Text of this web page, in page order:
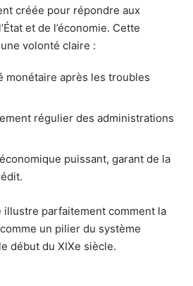
créée pour répondre aux
et de l’économie. Cette
volonté claire :
monétaire après les troubles
régulier des administrations
puissant, garant de la
parfaitement comment la
un pilier du système
début du XIXe siècle.